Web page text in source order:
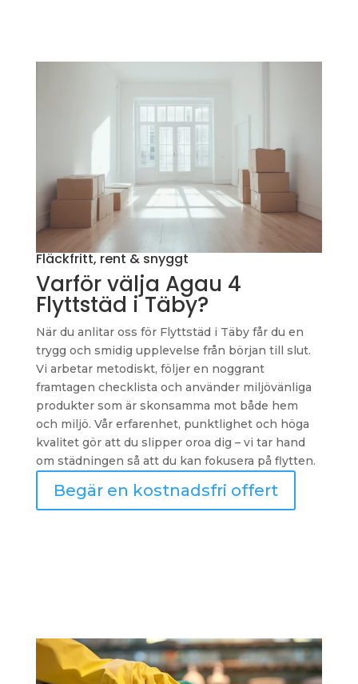
Fläckfritt, rent & snyggt
Varför välja Agau 4
Flyttstäd i Täby?
När du anlitar oss för Flyttstäd i Täby får du en
trygg och smidig upplevelse från början till slut.
Vi arbetar metodiskt, följer en noggrant
framtagen checklista och använder miljövänliga
produkter som är skonsamma mot både hem
och miljö. Vår erfarenhet, punktlighet och höga
kvalitet gör att du slipper oroa dig – vi tar hand
om städningen så att du kan fokusera på flytten.
Begär en kostnadsfri offert